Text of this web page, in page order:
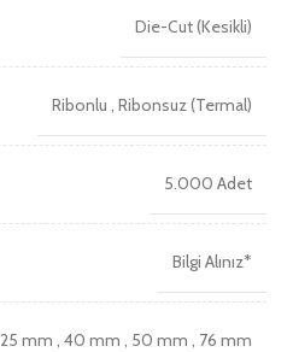
Die-Cut (Kesikli)
Ribonlu ,Ribonsuz (Termal)
5.000 Adet
Bilgi Alınız*
25 mm ,40 mm , 50 mm , 76 mm